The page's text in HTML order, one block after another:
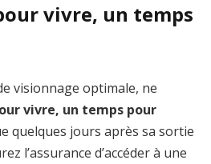
vivre, un temps
visionnage optimale, ne
vivre, un temps pour
quelques jours après sa sortie
l’assurance d’accéder à une